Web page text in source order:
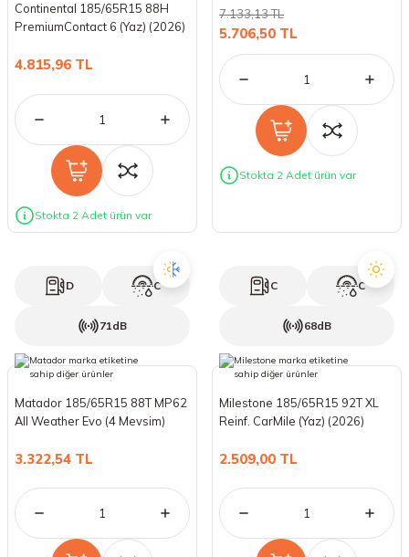
Continental 185/65R15 88H
PremiumContact 6 (Yaz) (2026)
4.815,96 TL
Stokta 2 Adet ürün var
5.706,50 TL
7.133,13 TL
Stokta 2 Adet ürün var
D C
71dB
Matador 185/65R15 88T MP62
All Weather Evo (4 Mevsim)
3.322,54 TL
C C
68dB
Milestone 185/65R15 92T XL
Reinf. CarMile (Yaz) (2026)
2.509,00 TL